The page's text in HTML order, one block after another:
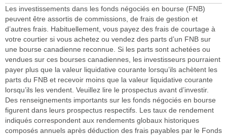
Les investissements dans les fonds négociés en bourse (FNB)
peuvent être assortis de commissions, de frais de gestion et
d’autres frais. Habituellement, vous payez des frais de courtage à
votre courtier si vous achetez ou vendez des parts d’un FNB sur
une bourse canadienne reconnue. Si les parts sont achetées ou
vendues sur ces bourses canadiennes, les investisseurs pourraient
payer plus que la valeur liquidative courante lorsqu’ils achètent les
parts du FNB et recevoir moins que la valeur liquidative courante
lorsqu’ils les vendent. Veuillez lire le prospectus avant d’investir.
Des renseignements importants sur les fonds négociés en bourse
figurent dans leurs prospectus respectifs. Les taux de rendement
indiqués correspondent aux rendements globaux historiques
composés annuels après déduction des frais payables par le Fonds